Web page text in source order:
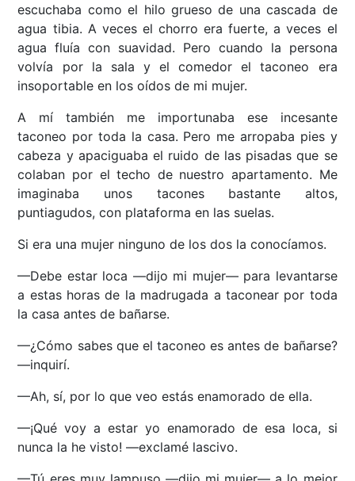
escuchaba como el hilo grueso de una cascada de
agua tibia. A veces el chorro era fuerte, a veces el
agua fluía con suavidad. Pero cuando la persona
volvía por la sala y el comedor el taconeo era
insoportable en los oídos de mi mujer.
A mí también me importunaba ese incesante
taconeo por toda la casa. Pero me arropaba pies y
cabeza y apaciguaba el ruido de las pisadas que se
colaban por el techo de nuestro apartamento. Me
imaginaba unos tacones bastante altos,
puntiagudos, con plataforma en las suelas.
Si era una mujer ninguno de los dos la conocíamos.
—Debe estar loca —dijo mi mujer— para levantarse
a estas horas de la madrugada a taconear por toda
la casa antes de bañarse.
—¿Cómo sabes que el taconeo es antes de bañarse?
—inquirí.
—Ah, sí, por lo que veo estás enamorado de ella.
—¡Qué voy a estar yo enamorado de esa loca, si
nunca la he visto! —exclamé lascivo.